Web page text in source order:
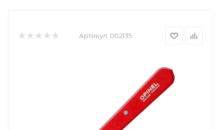
Артикул: 002135